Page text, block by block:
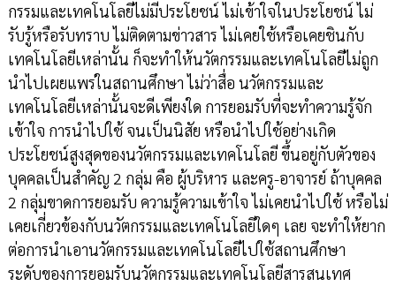
กรรมและเทคโนโลยีไม่มีประโยชน์ ไม่เข้าใจในประโยชน์ ไม่
รับรู้หรือรับทราบ ไม่ติดตามข่าวสาร ไม่เคยใช้หรือเคยชินกับ
เทคโนโลยีเหล่านั้น ก็จะทำให้นวัตกรรมและเทคโนโลยีไม่ถูก
นำไปเผยแพร่ในสถานศึกษา ไม่ว่าสื่อ นวัตกรรมและ
เทคโนโลยีเหล่านั้นจะดีเพียงใด การยอมรับที่จะทำความรู้จัก
เข้าใจ การนำไปใช้ จนเป็นนิสัย หรือนำไปใช้อย่างเกิด
ประโยชน์สูงสุดของนวัตกรรมและเทคโนโลยี ขึ้นอยู่กับตัวของ
บุคคลเป็นสำคัญ 2 กลุ่ม คือ ผู้บริหาร และครู-อาจารย์ ถ้าบุคคล
2 กลุ่มขาดการยอมรับ ความรู้ความเข้าใจ ไม่เคยนำไปใช้ หรือไม่
เคยเกี่ยวข้องกับนวัตกรรมและเทคโนโลยีใดๆ เลย จะทำให้ยาก
ต่อการนำเอานวัตกรรมและเทคโนโลยีไปใช้สถานศึกษา
ระดับของการยอมรับนวัตกรรมและเทคโนโลยีสารสนเทศ